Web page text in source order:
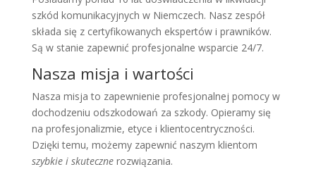
szkód komunikacyjnych w Niemczech. Nasz zespół
składa się z certyfikowanych ekspertów i prawników.
Są w stanie zapewnić profesjonalne wsparcie 24/7.
Nasza misja i wartości
Nasza misja to zapewnienie profesjonalnej pomocy w
dochodzeniu odszkodowań za szkody. Opieramy się
na profesjonalizmie, etyce i klientocentryczności.
Dzięki temu, możemy zapewnić naszym klientom
szybkie i skutecznerozwiązania.